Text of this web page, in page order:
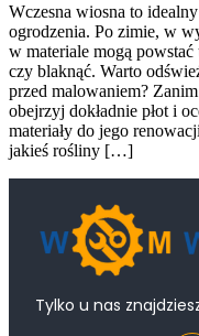
Wczesna wiosna to
ogrodzenia. Po zimie, w
w materiale mogą powstać
czy blaknąć. Warto
przed malowaniem?
obejrzyj dokładnie płot i
materiały do jego
jakieś rośliny […]
Tylko u nas